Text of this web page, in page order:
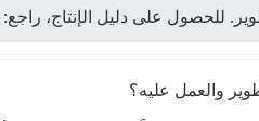
للحصول على دليل الإنتاج، راجع: